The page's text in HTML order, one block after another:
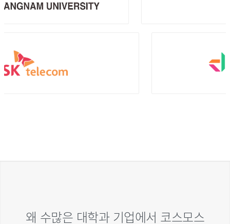
왜 수많은 대학과 기업에서 코스모스